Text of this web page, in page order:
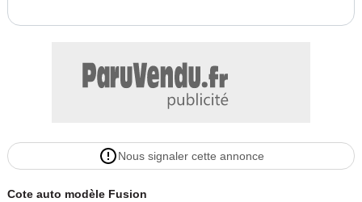
Nous signaler cette annonce
Cote auto modèle Fusion